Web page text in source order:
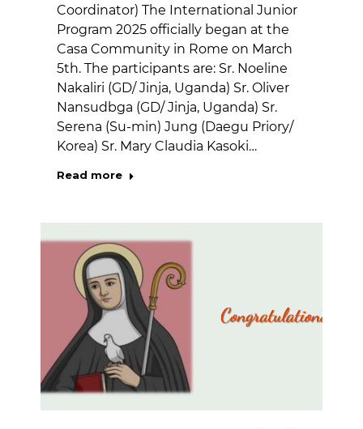
Coordinator) The International Junior
Program 2025 officially began at the
Casa Community in Rome on March
5th. The participants are: Sr. Noeline
Nakaliri (GD/ Jinja, Uganda) Sr. Oliver
Nansudbga (GD/ Jinja, Uganda) Sr.
Serena (Su-min) Jung (Daegu Priory/
Korea) Sr. Mary Claudia Kasoki…
Read more